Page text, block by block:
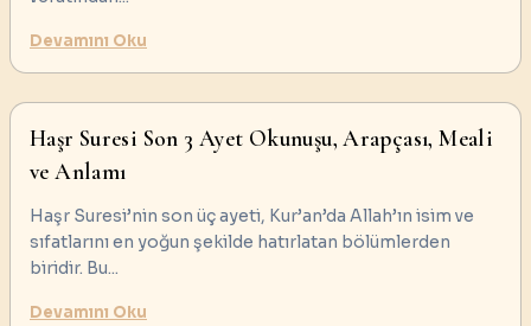
Devamını Oku
Haşr Suresi Son 3 Ayet Okunuşu, Arapçası, Meali
ve Anlamı
Haşr Suresi’nin son üç ayeti, Kur’an’da Allah’ın isim ve
sıfatlarını en yoğun şekilde hatırlatan bölümlerden
biridir. Bu...
Devamını Oku